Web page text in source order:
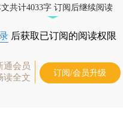
共计4033字 订阅后继续阅读
后获取已订阅的阅读权限
通会员
读全文
订阅/会员升级